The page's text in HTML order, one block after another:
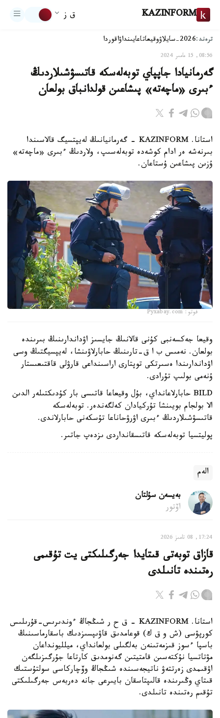
KAZINFORM ق ز
ترەند:2026-سايلاۋ وقيعاتاعايىنداۋاقوردا
08:56, 15 مامىر 2024
گەرمانيادا جاپپاي توبەلەسكە قاتىسۋشىلاردىڭ
ءبىرى «ماچەتە» پىشاعىن قولدانباق بولعان
استانا. KAZINFORM - گەرمانيانىڭ لەيپتسيگ قالاسىندا
بىرنەشە ەر ادام كوشەدە توبەلەسىپ، ولاردىڭ ءبىرى «ماچەتە»
ۇزىن پىشاعىن ۇستاعان.
فوتو: Pyxabay.com
وقيعا جەكسەنبى كۇنى قالانىڭ جايسىز اۋداندارىنىڭ بىرىندە
بولعان. نەمىس ب ا ق-تارىنىڭ حابارلاۋىنشا، لەيپسيگتىڭ وسى
اۋداندارىندا ەسىرتكى توپتارى اراسىنداعى قارۋلى قاقتىعىستار
ۇنەمى بولىپ تۇرادى.
BILD حابارلاعانداي، بۇل وقيعاعا قاتىسى بار كۇدىكتىلەر الدىن
الا بولجام بويىنشا تۇركيادان كەلگەندەر. توبەلەسكە
قاتىسۋشىلاردىڭ ءبىرى اۋرۋحاناعا تۇسكەنى حابارلاندى.
پوليتسيا توبەلەسكە قاتىسقانداردى ىزدەپ جاتىر.
الەم
بەيسەن سۇلتان
اۆتور
17:24, 08 تامىز 2026
قازاق توبەتى قىتايدا جەرگىلىكتى يت تۇقىمى
رەتىندە تانىلدى
استانا. KAZINFORM – ق ح ر شىڭجاڭ ءوندىرىس-قۇرىلىس
كورپۋسى (ش و ق ك) قوعامدىق قاۋىپسىزدىك باسقارماسىنىڭ
باسپا ءسوز قىزمەتىنەن بەلگىلى بولعانداي، ميلليونداعان
مۋتاتسيا نۇكتەسىن قامتيتىن گەنومدىق كارتاعا جۇرگىزىلگەن
اۋقىمدى زەرتتەۋ ناتيجەسىندە شىڭجاڭ وۆچاركاسى سولتۇستىك
قىتاي وڭىرىندە قالىپتاسقان بايىرعى جانە دەربەس جەرگىلىكتى
تۇقىم رەتىندە تانىلدى.